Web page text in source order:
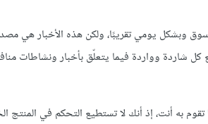
وبشكل يومي تقريبًا، ولكن هذه الأخبار هي
شاردة وواردة فيما يتعلّق بأخبار ونشاطات
به أنت، إذ أنك لا تستطيع التحكم في المنتج